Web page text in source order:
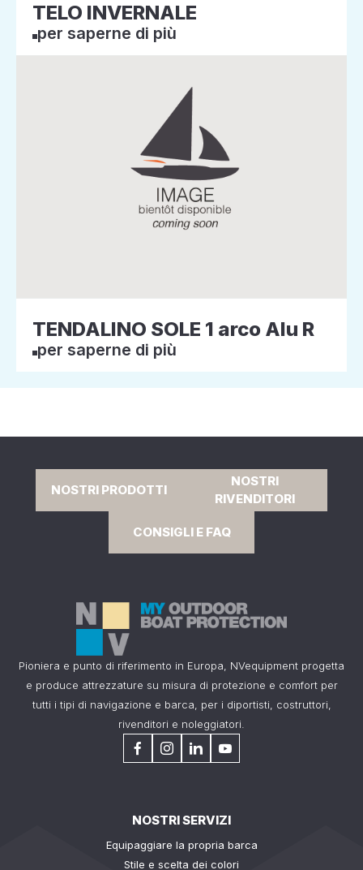
TELO INVERNALE
per saperne di più
TENDALINO SOLE 1 arco Alu R
per saperne di più
NOSTRI PRODOTTI
NOSTRI
RIVENDITORI
CONSIGLI E FAQ
Pioniera e punto di riferimento in Europa, NVequipment progetta
e produce attrezzature su misura di protezione e comfort per
tutti i tipi di navigazione e barca, per i diportisti, costruttori,
rivenditori e noleggiatori.
NOSTRI SERVIZI
Equipaggiare la propria barca
Stile e scelta dei colori